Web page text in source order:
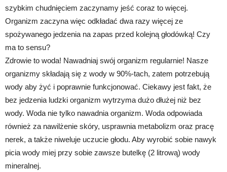
szybkim chudnięciem zaczynamy jeść coraz to więcej.
Organizm zaczyna więc odkładać dwa razy więcej ze
spożywanego jedzenia na zapas przed kolejną głodówką! Czy
ma to sensu?
Zdrowie to woda! Nawadniaj swój organizm regularnie! Nasze
organizmy składają się z wody w 90%-tach, zatem potrzebują
wody aby żyć i poprawnie funkcjonować. Ciekawy jest fakt, że
bez jedzenia ludzki organizm wytrzyma dużo dłużej niż bez
wody. Woda nie tylko nawadnia organizm. Woda odpowiada
również za nawilżenie skóry, usprawnia metabolizm oraz pracę
nerek, a także niweluje uczucie głodu. Aby wyrobić sobie nawyk
picia wody miej przy sobie zawsze butelkę (2 litrową) wody
mineralnej.